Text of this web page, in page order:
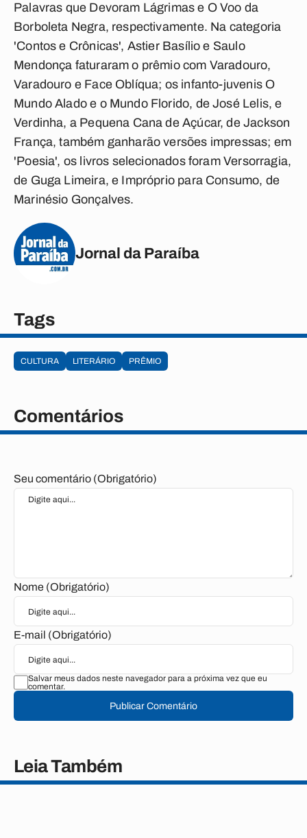
Palavras que Devoram Lágrimas e O Voo da
Borboleta Negra, respectivamente. Na categoria
'Contos e Crônicas', Astier Basílio e Saulo
Mendonça faturaram o prêmio com Varadouro,
Varadouro e Face Oblíqua; os infanto-juvenis O
Mundo Alado e o Mundo Florido, de José Lelis, e
Verdinha, a Pequena Cana de Açúcar, de Jackson
França, também ganharão versões impressas; em
'Poesia', os livros selecionados foram Versorragia,
de Guga Limeira, e Impróprio para Consumo, de
Marinésio Gonçalves.
Jornal da Paraíba
Tags
CULTURA LITERÁRIO PRÊMIO
Comentários
Seu comentário (Obrigatório)
Nome (Obrigatório)
E-mail (Obrigatório)
Salvar meus dados neste navegador para a próxima vez que eu
comentar.
Publicar Comentário
Leia Também